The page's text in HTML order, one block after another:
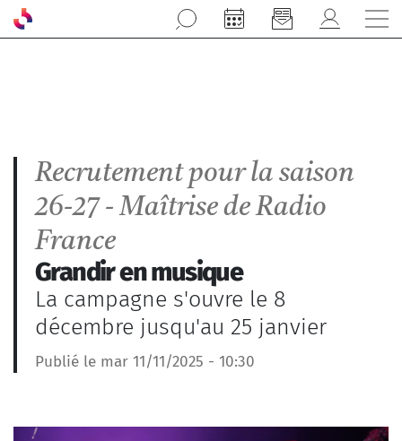
Aller au contenu principal
Recrutement pour la saison
26-27 - Maîtrise de Radio
France
Grandir en musique
La campagne s'ouvre le 8
décembre jusqu'au 25 janvier
Publié le mar 11/11/2025 - 10:30